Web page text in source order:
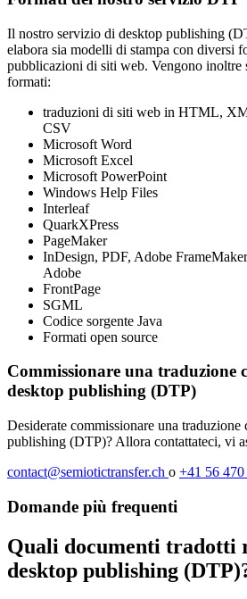
Il nostro servizio di desktop publishing
elabora sia modelli di stampa con diversi
pubblicazioni di siti web. Vengono inoltre
formati:
traduzioni di siti web in HTML,
CSV
Microsoft Word
Microsoft Excel
Microsoft PowerPoint
Windows Help Files
Interleaf
QuarkXPress
PageMaker
InDesign, PDF, Adobe
Adobe
FrontPage
SGML
Codice sorgente Java
Formati open source
Commissionare una traduzione
desktop publishing (DTP)
Desiderate commissionare una
publishing (DTP)? Allora contattateci, vi
contact@semiotictransfer.ch o +41 56
Domande più frequenti
Quali documenti tradotti
desktop publishing